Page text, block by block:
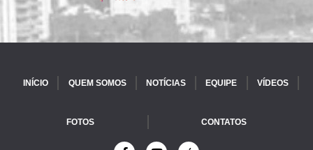
INÍCIO QUEM SOMOS NOTÍCIAS EQUIPE VÍDEOS
FOTOS CONTATOS